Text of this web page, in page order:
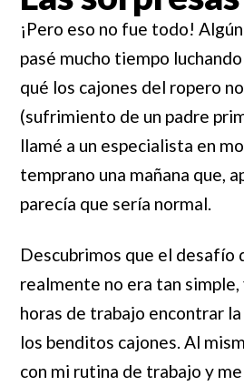
¡Pero eso no fue todo!
pasé mucho tiempo
qué los cajones del ropero
(sufrimiento de un padre
llamé a un especialista en
temprano una mañana que,
parecía que sería normal.
Descubrimos que el desafío
realmente no era tan
horas de trabajo encontrar
los benditos cajones. Al
con mi rutina de trabajo y